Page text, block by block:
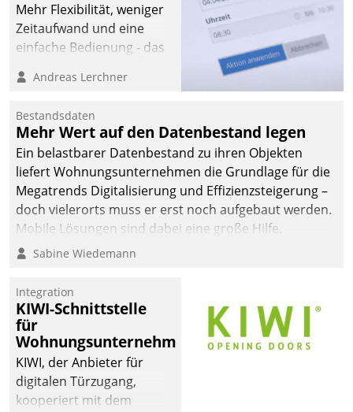
Mehr Flexibilität, weniger
Zeitaufwand und eine
einfache Bedienung - das
Cockpit für mobile
Datatrain. Die meravis
Wohnungsbau- und
Immobilien GmbH hat
sich dabei für den Betrieb
der Lösung über die SAP
Cloud Platform
entschieden - als erstes
Unternehmen am
Andreas Lerchner
Bestandsdaten
Mehr Wert auf den Datenbestand legen
Ein belastbarer Datenbestand zu ihren Objekten
liefert Wohnungsunternehmen die Grundlage für die
Megatrends Digitalisierung und Effizienzsteigerung –
doch vielerorts muss er erst noch aufgebaut werden.
Mobile Lösungen sind dabei eine große Hilfe.
Sabine Wiedemann
Integration
KIWI-Schnittstelle
für
Wohnungsunternehmen
KIWI, der Anbieter für
digitalen Türzugang,
kooperiert mit dem